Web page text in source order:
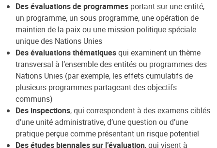
Des évaluations de programmes portant sur une entité,
un programme, un sous programme, une opération de
maintien de la paix ou une mission politique spéciale
unique des Nations Unies
Des évaluations thématiquesqui examinent un thème
transversal à l’ensemble des entités ou programmes des
Nations Unies (par exemple, les effets cumulatifs de
plusieurs programmes partageant des objectifs
communs)
Des inspections, qui correspondent à des examens ciblés
d’une unité administrative, d’une question ou d’une
pratique perçue comme présentant un risque potentiel
Des études biennales sur l’évaluation, qui visent à